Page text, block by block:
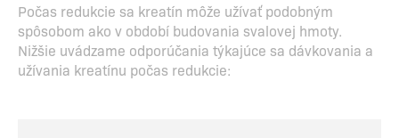
Počas redukcie sa kreatín môže užívať podobným
spôsobom ako v období budovania svalovej hmoty.
Nižšie uvádzame odporúčania týkajúce sa dávkovania a
užívania kreatínu počas redukcie: